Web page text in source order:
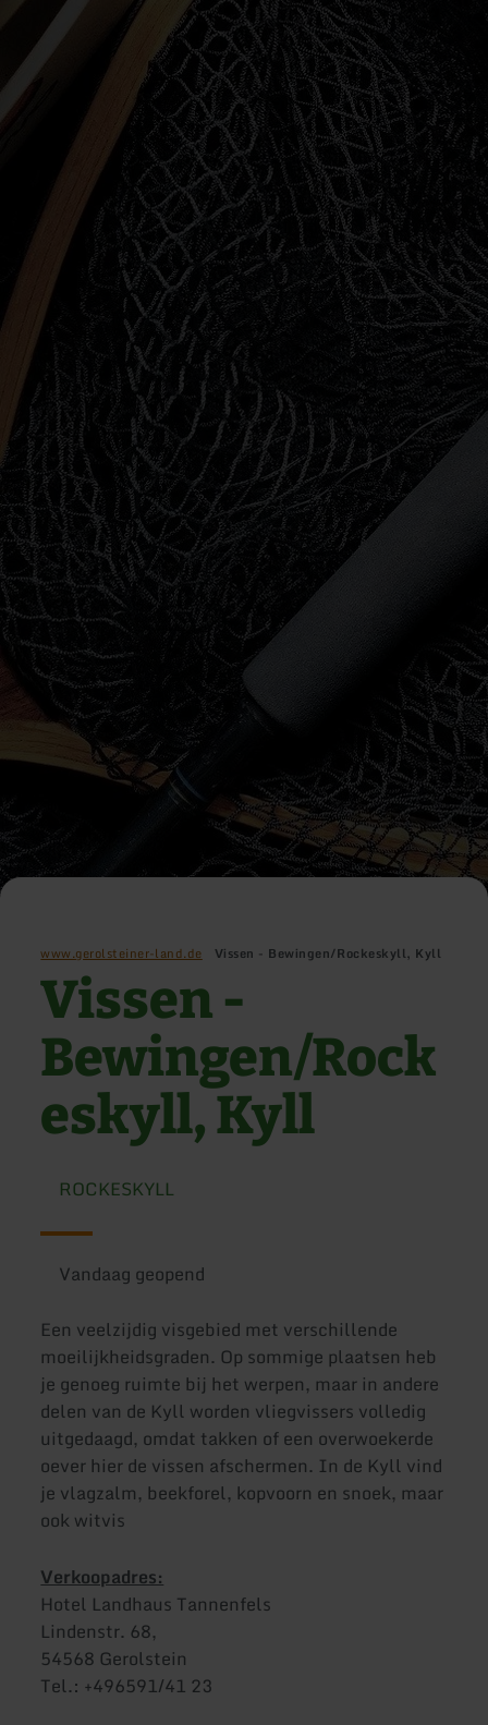
www.gerolsteiner-land.de Vissen - Bewingen/Rockeskyll, Kyll
Vissen -
Bewingen/Rock
eskyll, Kyll
ROCKESKYLL
Vandaag geopend
Een veelzijdig visgebied met verschillende
moeilijkheidsgraden. Op sommige plaatsen heb
je genoeg ruimte bij het werpen, maar in andere
delen van de Kyll worden vliegvissers volledig
uitgedaagd, omdat takken of een overwoekerde
oever hier de vissen afschermen. In de Kyll vind
je vlagzalm, beekforel, kopvoorn en snoek, maar
ook witvis
Verkoopadres:
Hotel Landhaus Tannenfels
Lindenstr. 68,
54568 Gerolstein
Tel.: +496591/41 23